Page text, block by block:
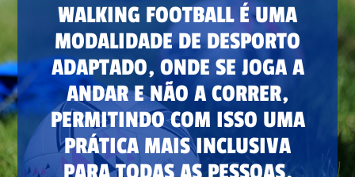
WALKING FOOTBALL É UMA
MODALIDADE DE DESPORTO
ADAPTADO, ONDE SE JOGA A
ANDAR E NÃO A CORRER,
PERMITINDO COM ISSO UMA
PRÁTICA MAIS INCLUSIVA